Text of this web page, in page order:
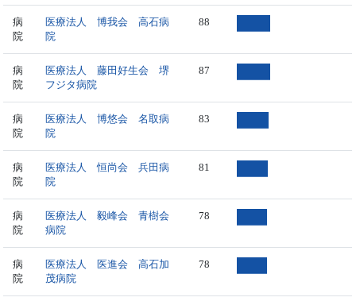
病
院
医療法人 博我会 高石病
院
88
病
院
医療法人 藤田好生会 堺
フジタ病院
87
病
院
医療法人 博悠会 名取病
院
83
病
院
医療法人 恒尚会 兵田病
院
81
病
院
医療法人 毅峰会 青樹会
病院
78
病
院
医療法人 医進会 高石加
茂病院
78